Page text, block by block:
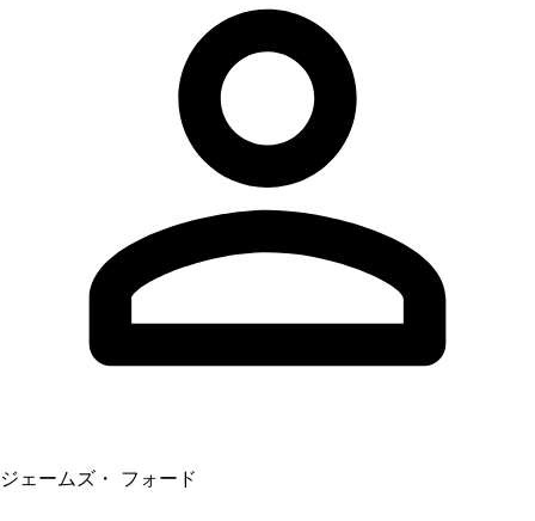
ジェームズ・ フォード